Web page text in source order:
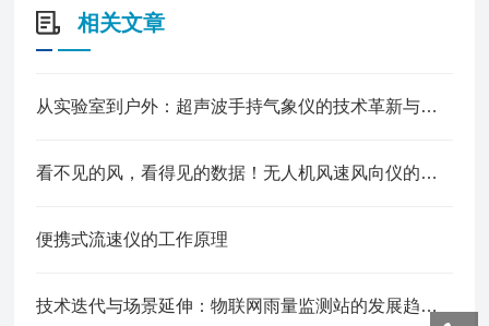
相关文章
从实验室到户外：超声波手持气象仪的技术革新与场景赋能
看不见的风，看得见的数据！无人机风速风向仪的科技魅力
便携式流速仪的工作原理
技术迭代与场景延伸：物联网雨量监测站的发展趋势与未来展望